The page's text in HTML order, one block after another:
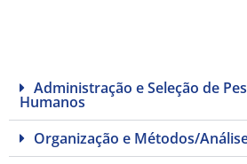
Administração e Seleção de
Humanos
Organização e Métodos/